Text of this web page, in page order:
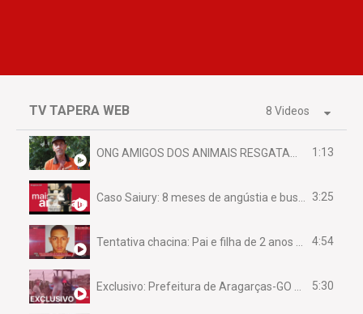
TV TAPERA WEB 8 Videos
1:13
3:25
4:54
5:30